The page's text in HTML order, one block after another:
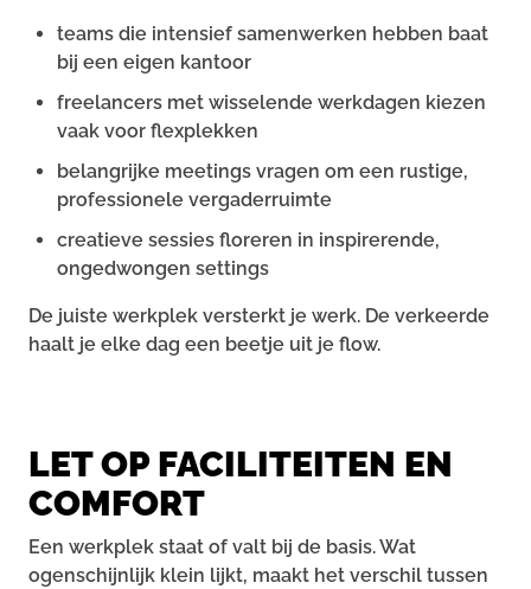
teams die intensief samenwerken hebben baat
bij een eigen kantoor
freelancers met wisselende werkdagen kiezen
vaak voor flexplekken
belangrijke meetings vragen om een rustige,
professionele vergaderruimte
creatieve sessies floreren in inspirerende,
ongedwongen settings
De juiste werkplek versterkt je werk. De verkeerde
haalt je elke dag een beetje uit je flow.
LET OP FACILITEITEN EN
COMFORT
Een werkplek staat of valt bij de basis. Wat
ogenschijnlijk klein lijkt, maakt het verschil tussen